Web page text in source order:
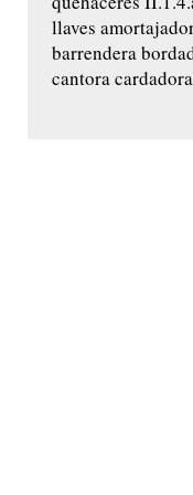
llaves
barrendera
cantora